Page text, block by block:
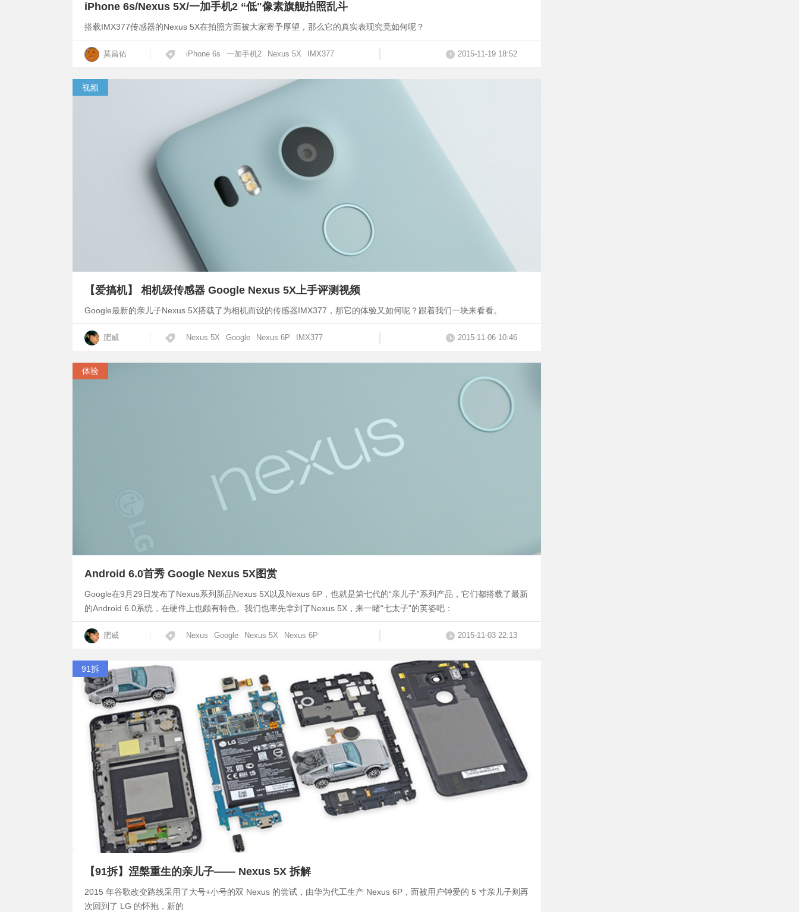
iPhone 6s/Nexus 5X/一加手机2 “低"像素旗舰拍照乱斗
搭载IMX377传感器的Nexus 5X在拍照方面被大家寄予厚望，那么它的真实表现究竟如何呢？
莫昌佑 iPhone 6s 一加手机2 Nexus 5X IMX377 2015-11-19 18:52
视频
【爱搞机】 相机级传感器 Google Nexus 5X上手评测视频
Google最新的亲儿子Nexus 5X搭载了为相机而设的传感器IMX377，那它的体验又如何呢？跟着我们一块来看看。
肥威 Nexus 5X Google Nexus 6P IMX377 2015-11-06 10:46
体验
Android 6.0首秀 Google Nexus 5X图赏
Google在9月29日发布了Nexus系列新品Nexus 5X以及Nexus 6P，也就是第七代的“亲儿子”系列产品，它们都搭载了最新
的Android 6.0系统，在硬件上也颇有特色。我们也率先拿到了Nexus 5X，来一睹“七太子”的英姿吧：
肥威 Nexus Google Nexus 5X Nexus 6P 2015-11-03 22:13
91拆
【91拆】涅槃重生的亲儿子—— Nexus 5X 拆解
2015 年谷歌改变路线采用了大号+小号的双 Nexus 的尝试，由华为代工生产 Nexus 6P，而被用户钟爱的 5 寸亲儿子则再
次回到了 LG 的怀抱，新的